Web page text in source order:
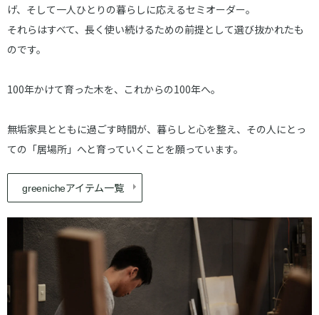
げ、そして一人ひとりの暮らしに応えるセミオーダー。
それらはすべて、長く使い続けるための前提として選び抜かれたも
のです。
100年かけて育った木を、これからの100年へ。
無垢家具とともに過ごす時間が、暮らしと心を整え、その人にとっ
ての「居場所」へと育っていくことを願っています。
greenicheアイテム一覧